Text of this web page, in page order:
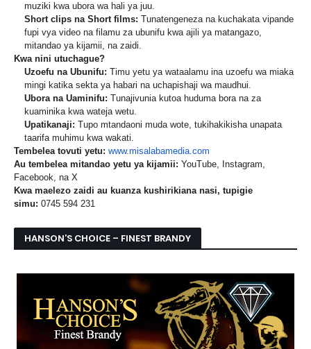
muziki kwa ubora wa hali ya juu.
Short clips na Short films: Tunatengeneza na kuchakata vipande
fupi vya video na filamu za ubunifu kwa ajili ya matangazo,
mitandao ya kijamii, na zaidi.
Kwa nini utuchague?
Uzoefu na Ubunifu: Timu yetu ya wataalamu ina uzoefu wa miaka
mingi katika sekta ya habari na uchapishaji wa maudhui.
Ubora na Uaminifu: Tunajivunia kutoa huduma bora na za
kuaminika kwa wateja wetu.
Upatikanaji: Tupo mtandaoni muda wote, tukihakikisha unapata
taarifa muhimu kwa wakati.
Tembelea tovuti yetu: www.misalabamedia.com
Au tembelea mitandao yetu ya kijamii: YouTube, Instagram,
Facebook, na X
Kwa maelezo zaidi au kuanza kushirikiana nasi, tupigie
simu: 0745 594 231
HANSON’S CHOICE – FINEST BRANDY